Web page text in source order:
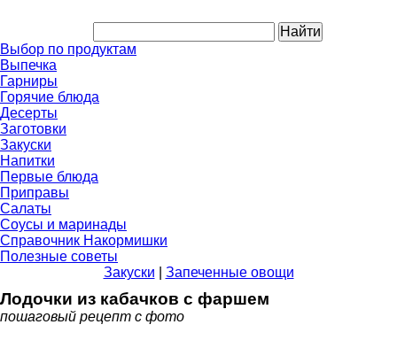
Выбор по продуктам
Выпечка
Гарниры
Горячие блюда
Десерты
Заготовки
Закуски
Напитки
Первые блюда
Приправы
Салаты
Соусы и маринады
Справочник Накормишки
Полезные советы
Закуски
Запеченные овощи
Лодочки из кабачков с фаршем
пошаговый рецепт с фото